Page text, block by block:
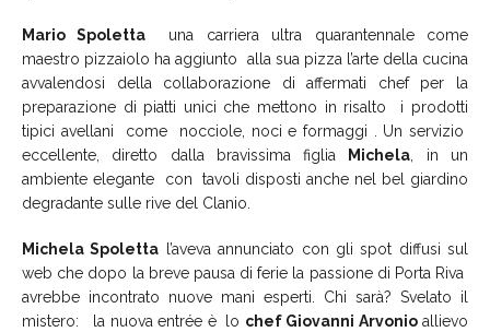
Mario Spoletta una carriera ultra quarantennale come
maestro pizzaiolo ha aggiunto alla sua pizza l’arte della cucina
avvalendosi della collaborazione di affermati chef per la
preparazione di piatti unici che mettono in risalto i prodotti
tipici avellani come nocciole, noci e formaggi . Un servizio
eccellente, diretto dalla bravissima figlia
Michela , in un
ambiente elegante con tavoli disposti anche nel bel giardino
degradante sulle rive del Clanio.
Michela Spoletta l’aveva annunciato con gli spot diffusi sul
web che dopo la breve pausa di ferie la passione di Porta Riva
avrebbe incontrato nuove mani esperti. Chi sarà? Svelato il
mistero: la nuova entrée è lo chef Giovanni Arvonioallievo